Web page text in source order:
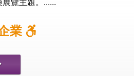
覽主題。......
業